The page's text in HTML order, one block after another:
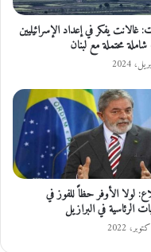
غالانت يفكر في إعداد الإسرائيليين
محتملة مع لبنان
لولا الأوفر حظاً للفوز في
الرئاسية في البرازيل